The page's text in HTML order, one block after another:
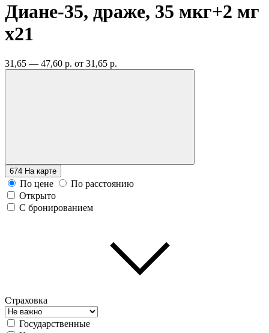
Диане-35, драже, 35 мкг+2 мг
x21
31,65 — 47,60 р. от 31,65 р.
674 На карте
По цене
По расстоянию
Открыто
С бронированием
Страховка
Государственные